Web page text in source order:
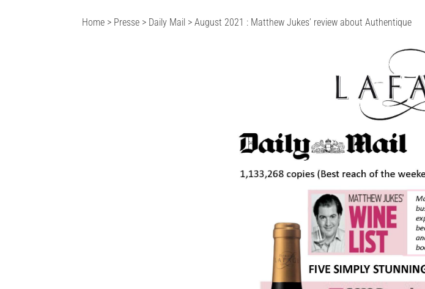
Home > Presse > Daily Mail >August 2021 : Matthew Jukes’ review about Authentique